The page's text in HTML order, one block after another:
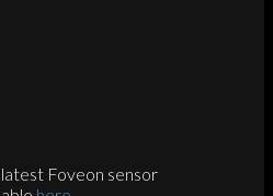
Foveon sensor